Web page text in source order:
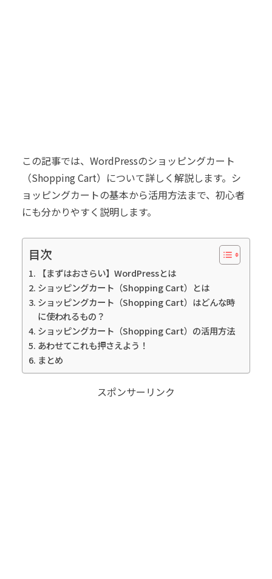
この記事では、WordPressのショッピングカート
（Shopping Cart）について詳しく解説します。シ
ョッピングカートの基本から活用方法まで、初心者
にも分かりやすく説明します。
目次
【まずはおさらい】WordPressとは
ショッピングカート（Shopping Cart）とは
ショッピングカート（Shopping Cart）はどんな時
に使われるもの？
ショッピングカート（Shopping Cart）の活用方法
あわせてこれも押さえよう！
まとめ
スポンサーリンク